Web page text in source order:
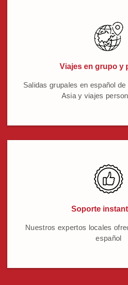
Viajes en grupo y
Salidas grupales en español
Asia y viajes
Soporte
Nuestros expertos locales
español